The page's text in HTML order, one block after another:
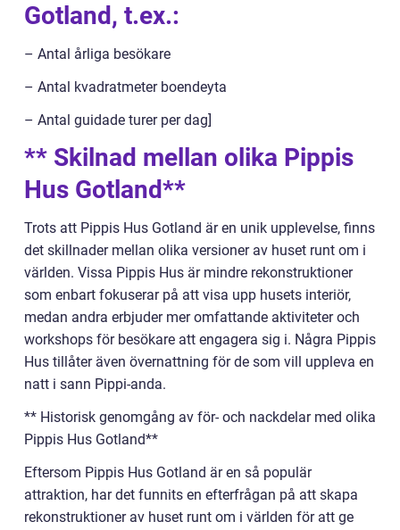
Gotland, t.ex.:
– Antal årliga besökare
– Antal kvadratmeter boendeyta
– Antal guidade turer per dag]
** Skilnad mellan olika Pippis
Hus Gotland**
Trots att Pippis Hus Gotland är en unik upplevelse, finns
det skillnader mellan olika versioner av huset runt om i
världen. Vissa Pippis Hus är mindre rekonstruktioner
som enbart fokuserar på att visa upp husets interiör,
medan andra erbjuder mer omfattande aktiviteter och
workshops för besökare att engagera sig i. Några Pippis
Hus tillåter även övernattning för de som vill uppleva en
natt i sann Pippi-anda.
** Historisk genomgång av för- och nackdelar med olika
Pippis Hus Gotland**
Eftersom Pippis Hus Gotland är en så populär
attraktion, har det funnits en efterfrågan på att skapa
rekonstruktioner av huset runt om i världen för att ge